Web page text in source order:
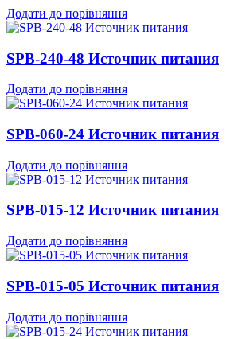
Додати до порівняння
SPB-240-48 Источник питания
Додати до порівняння
SPB-060-24 Источник питания
Додати до порівняння
SPB-015-12 Источник питания
Додати до порівняння
SPB-015-05 Источник питания
Додати до порівняння